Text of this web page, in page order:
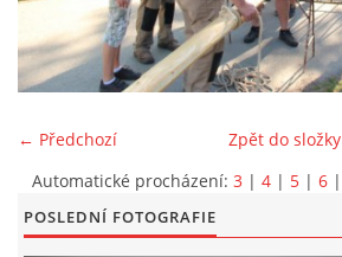
OBČASNÍK
KONTAKT
← Předchozí
Zpět do složky
Automatické procházení: 3 | 4 | 5 | 6 |
POSLEDNÍ FOTOGRAFIE